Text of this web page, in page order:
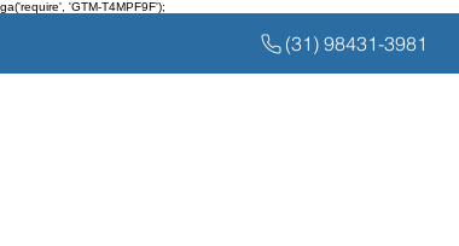
ga('require', 'GTM-T4MPF9F');
(31) 98431-3981